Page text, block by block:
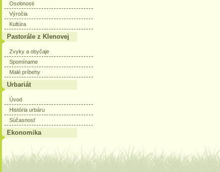
Osobnosti
Výročia
Kultúra
Pastorále z Klenovej
Zvyky a obyčaje
Spomíname
Malé príbehy
Urbariát
Úvod
História urbáru
Súčasnosť
Ekonomika